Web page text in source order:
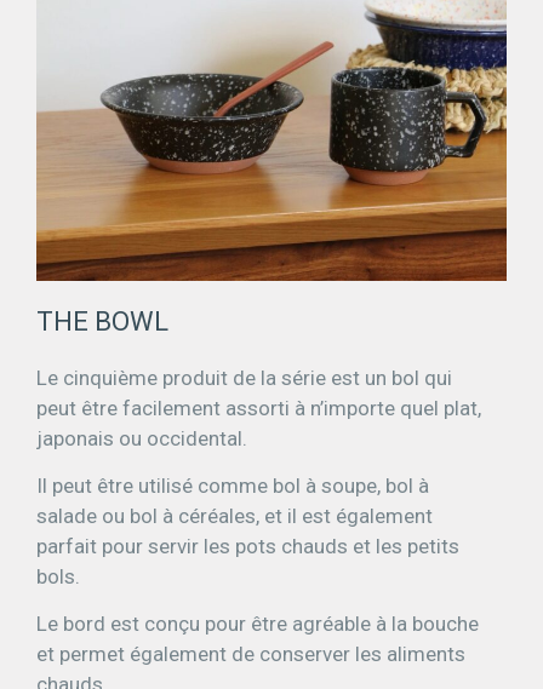
THE BOWL
Le cinquième produit de la série est un bol qui
peut être facilement assorti à n’importe quel plat,
japonais ou occidental.
Il peut être utilisé comme bol à soupe, bol à
salade ou bol à céréales, et il est également
parfait pour servir les pots chauds et les petits
bols.
Le bord est conçu pour être agréable à la bouche
et permet également de conserver les aliments